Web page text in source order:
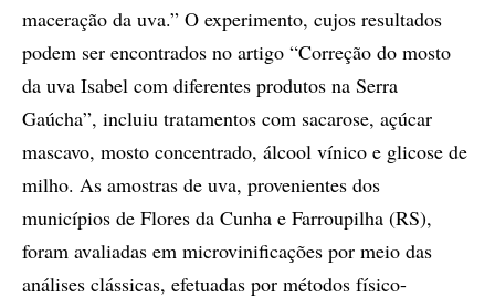
maceração da uva.” O experimento, cujos resultados
podem ser encontrados no artigo “Correção do mosto
da uva Isabel com diferentes produtos na Serra
Gaúcha”, incluiu tratamentos com sacarose, açúcar
mascavo, mosto concentrado, álcool vínico e glicose de
milho. As amostras de uva, provenientes dos
municípios de Flores da Cunha e Farroupilha (RS),
foram avaliadas em microvinificações por meio das
análises clássicas, efetuadas por métodos físico-